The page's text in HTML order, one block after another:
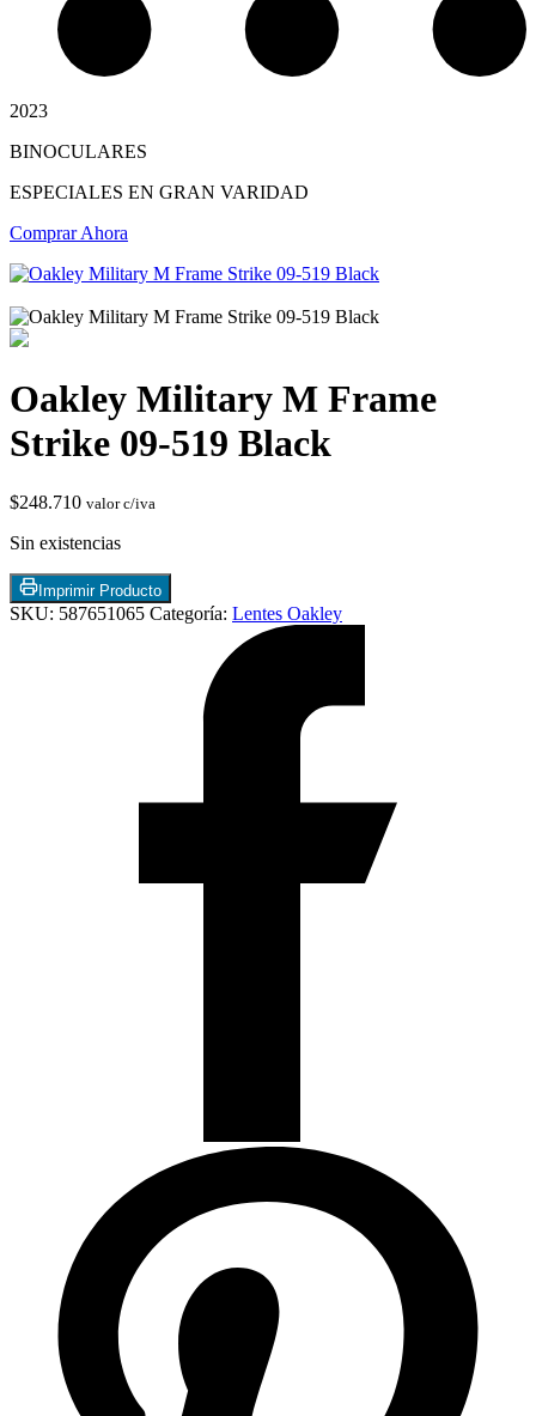
Termostatos y Valvulas
Articulos de Cocina
2023
BINOCULARES
ESPECIALES EN GRAN VARIDAD
Comprar Ahora
Oakley Military M Frame
Strike 09-519 Black
$248.710 valor c/iva
Sin existencias
Imprimir Producto
SKU: 587651065 Categoría: Lentes Oakley